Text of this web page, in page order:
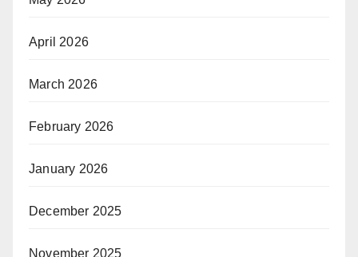
April 2026
March 2026
February 2026
January 2026
December 2025
November 2025